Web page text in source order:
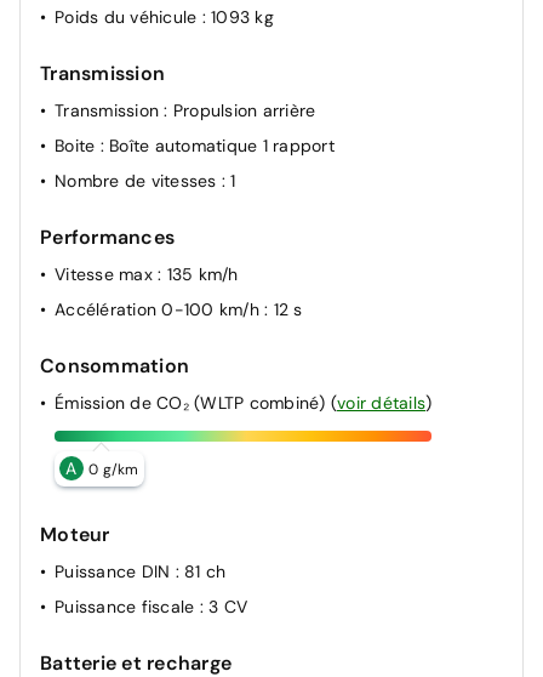
Poids du véhicule : 1093 kg
Transmission
Transmission: Propulsion arrière
Boite : Boîte automatique 1 rapport
Nombre de vitesses : 1
Performances
Vitesse max : 135 km/h
Accélération 0-100 km/h : 12 s
Consommation
Émission de CO₂ (WLTP combiné) (voir détails)
A 0 g/km
Moteur
Puissance DIN : 81 ch
Puissance fiscale : 3 CV
Batterie et recharge